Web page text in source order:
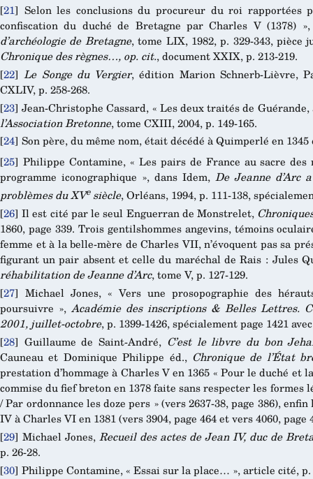
[21] Selon les conclusions du procureur du roi rapportées
confiscation du duché de Bretagne par Charles V (1378)
d’archéologie de Bretagne, tome LIX, 1982, p. 329-343,
Chronique des règnes…, op. cit., document XXIX, p. 213-219.
[22]Le Songe du Vergier, édition Marion Schnerb-Lièvre,
CXLIV, p. 258-268.
[23]Jean-Christophe Cassard, « Les deux traités de
l’Association Bretonne, tome CXIII, 2004, p. 149-165.
[24] Son père, du même nom, était décédé à Quimperlé en 1345
[25] Philippe Contamine, « Les pairs de France au sacre des
programme iconographique », dans Idem, De Jeanne d’Arc
problèmes du XVesiècle, Orléans, 1994, p. 111-138,
[26]Il est cité par le seul Enguerran de Monstrelet,
1860, page 339. Trois gentilshommes angevins, témoins
femme et à la belle-mère de Charles VII, n’évoquent pas sa
figurant un pair absent et celle du maréchal de Rais : Jules
réhabilitation de Jeanne d’Arc, tome V, p. 127-129.
[27] Michael Jones, « Vers une prosopographie des
poursuivre », Académie des inscriptions & Belles Lettres.
2001, juillet-octobre, p. 1399-1426, spécialement page 1421
[28] Guillaume de Saint-André, C’est le libvre du bon
Cauneau et Dominique Philippe éd., Chronique de l’État
prestation d’hommage à Charles V en 1365 « Pour le duché et
commise du fief breton en 1378 faite sans respecter les formes
/ Par ordonnance les doze pers » (vers 2637-38, page 386),
IV à Charles VI en 1381 (vers 3904, page 464 et vers 4060, page
[29] Michael Jones, Recueil des actes de Jean IV, duc de
p. 26-28.
[30] Philippe Contamine, « Essai sur la place… », article cité, p.